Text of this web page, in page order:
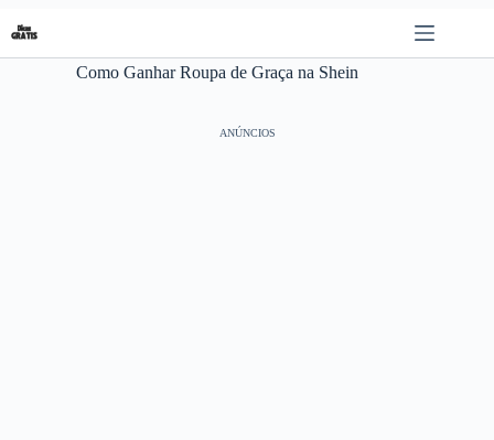
para
o
Como Ganhar Roupa de Graça na Shein
ANÚNCIOS